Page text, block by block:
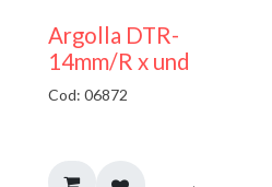
Argolla DTR-
14mm/R x und
Cod: 06872